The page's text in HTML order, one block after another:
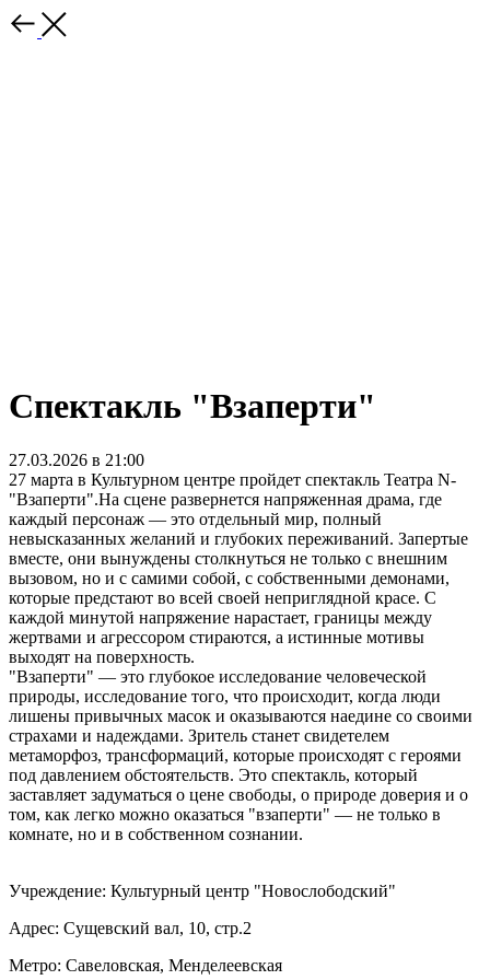
Спектакль "Взаперти"
27.03.2026 в 21:00
27 марта в Культурном центре пройдет спектакль Театра N-
"Взаперти".На сцене развернется напряженная драма, где
каждый персонаж — это отдельный мир, полный
невысказанных желаний и глубоких переживаний. Запертые
вместе, они вынуждены столкнуться не только с внешним
вызовом, но и с самими собой, с собственными демонами,
которые предстают во всей своей неприглядной красе. С
каждой минутой напряжение нарастает, границы между
жертвами и агрессором стираются, а истинные мотивы
выходят на поверхность.
"Взаперти" — это глубокое исследование человеческой
природы, исследование того, что происходит, когда люди
лишены привычных масок и оказываются наедине со своими
страхами и надеждами. Зритель станет свидетелем
метаморфоз, трансформаций, которые происходят с героями
под давлением обстоятельств. Это спектакль, который
заставляет задуматься о цене свободы, о природе доверия и о
том, как легко можно оказаться "взаперти" — не только в
комнате, но и в собственном сознании.
Учреждение: Культурный центр "Новослободский"
Адрес: Сущевский вал, 10, стр.2
Метро: Савеловская, Менделеевская